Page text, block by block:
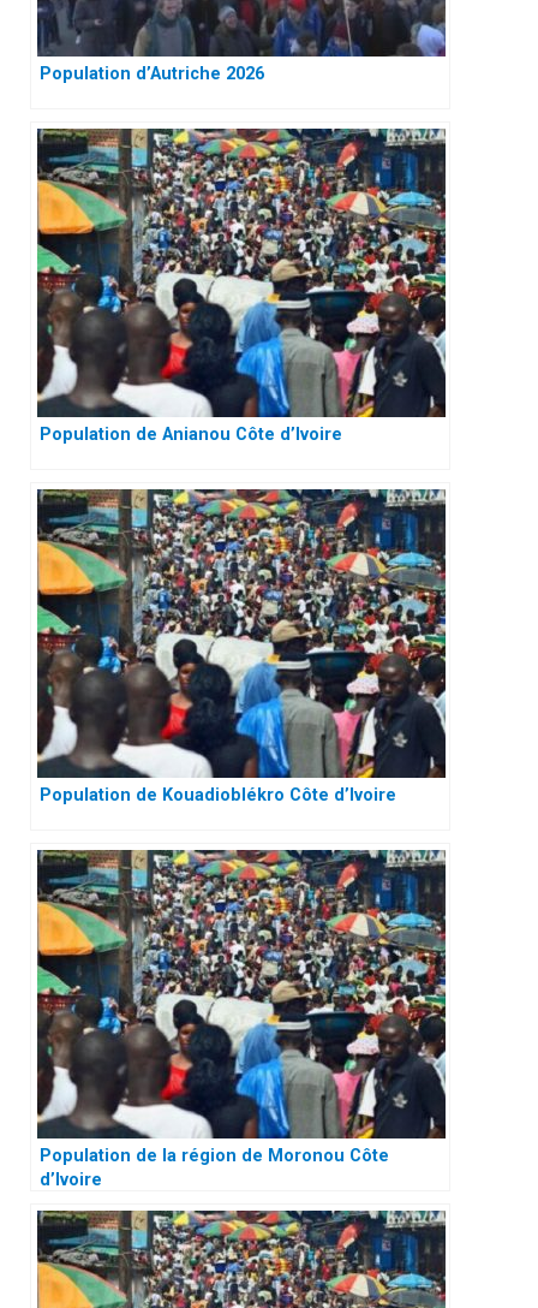
Population d’Autriche 2026
Population de Anianou Côte d’Ivoire
Population de Kouadioblékro Côte d’Ivoire
Population de la région de Moronou Côte
d’Ivoire